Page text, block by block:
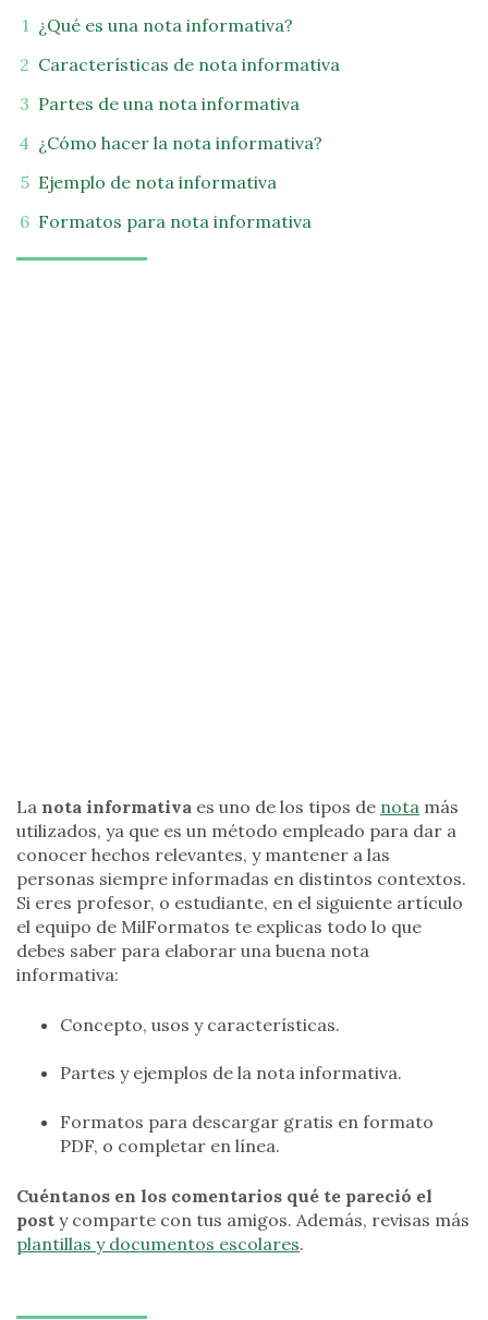
¿Qué es una nota informativa?
Características de nota informativa
Partes de una nota informativa
¿Cómo hacer la nota informativa?
Ejemplo de nota informativa
Formatos para nota informativa
La nota informativa es uno de los tipos de nota más
utilizados, ya que es un método empleado para dar a
conocer hechos relevantes, y mantener a las
personas siempre informadas en distintos contextos.
Si eres profesor, o estudiante, en el siguiente artículo
el equipo de MilFormatos te explicas todo lo que
debes saber para elaborar una buena nota
informativa:
Concepto, usos y características.
Partes y ejemplos de la nota informativa.
Formatos para descargar gratis en formato
PDF, o completar en línea.
Cuéntanos en los comentarios qué te pareció el
post y comparte con tus amigos. Además, revisas más
plantillas y documentos escolares.